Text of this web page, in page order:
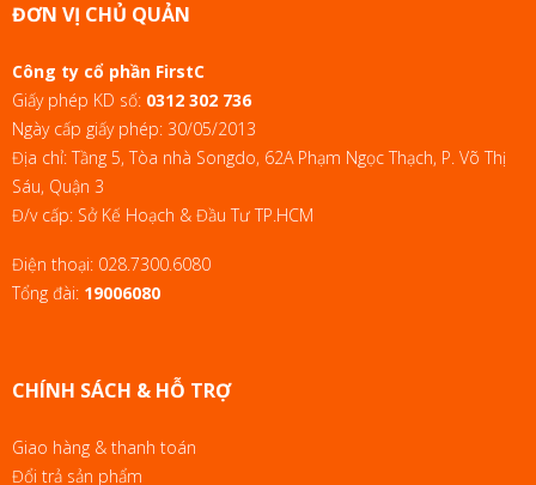
ĐƠN VỊ CHỦ QUẢN
Công ty cổ phần FirstC
Giấy phép KD số: 0312 302 736
Ngày cấp giấy phép: 30/05/2013
Địa chỉ: Tầng 5, Tòa nhà Songdo, 62A Phạm Ngọc Thạch, P. Võ Thị
Sáu, Quận 3
Đ/v cấp: Sở Kế Hoạch & Đầu Tư TP.HCM
Điện thoại: 028.7300.6080
Tổng đài: 19006080
CHÍNH SÁCH & HỖ TRỢ
Giao hàng & thanh toán
Đổi trả sản phẩm